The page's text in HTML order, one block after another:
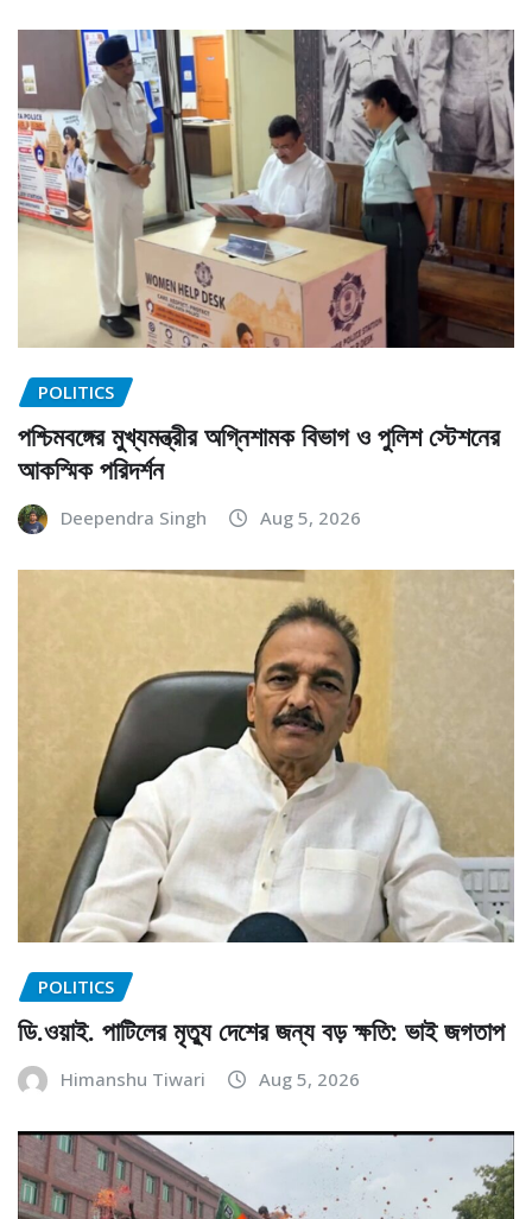
POLITICS
পশ্চিমবঙ্গের মুখ্যমন্ত্রীর অগ্নিশামক বিভাগ ও পুলিশ স্টেশনের
আকস্মিক পরিদর্শন
Deependra Singh Aug 5, 2026
POLITICS
ডি.ওয়াই. পাটিলের মৃত্যু দেশের জন্য বড় ক্ষতি: ভাই জগতাপ
Himanshu Tiwari Aug 5, 2026